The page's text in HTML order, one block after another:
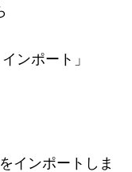
ンポート」
インポートしま